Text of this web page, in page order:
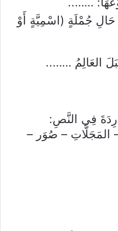
حَالِ جُمْلَةٍ (اسْمِيَّةٍ أَوْ
العَالِمُ ……..
فِي النَّصِ:
المَجَلَّاتِ – صُوَر –